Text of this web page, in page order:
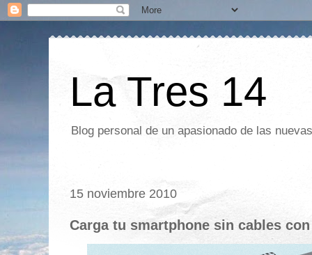
La Tres 14
Blog personal de un apasionado de las
15 noviembre 2010
Carga tu smartphone sin cables